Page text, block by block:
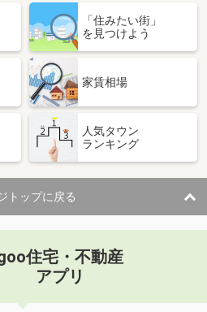
「住みたい街」
を見つけよう
家賃相場
人気タウン
ランキング
トップに戻る
住宅・不動産
アプリ